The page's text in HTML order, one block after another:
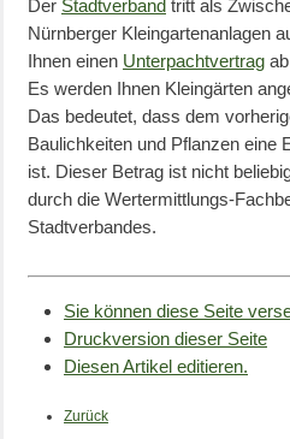
Der Stadtverband tritt als
Nürnberger Kleingartenanlagen
Ihnen einen Unterpachtvertrag
Es werden Ihnen Kleingärten
Das bedeutet, dass dem
Baulichkeiten und Pflanzen eine
ist. Dieser Betrag ist nicht
durch die Wertermittlungs-
Stadtverbandes.
Sie können diese Seite
Druckversion dieser Seite
Diesen Artikel editieren.
Zurück